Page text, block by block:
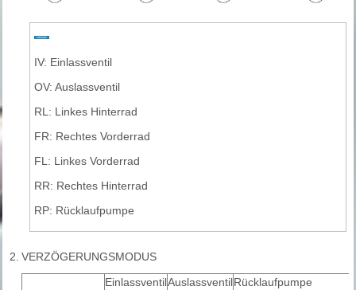
IV: Einlassventil
OV: Auslassventil
RL: Linkes Hinterrad
FR: Rechtes Vorderrad
FL: Linkes Vorderrad
RR: Rechtes Hinterrad
RP: Rücklaufpumpe
2. VERZÖGERUNGSMODUS
EinlassventilAuslassventilRücklaufpumpe